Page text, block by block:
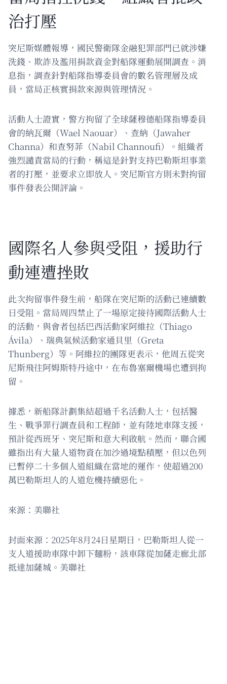
治打壓
突尼斯媒體報導，國民警衛隊金融犯罪部門已就涉嫌
洗錢、欺詐及濫用捐款資金對船隊運動展開調查。消
息指，調查針對船隊指導委員會的數名管理層及成
員，當局正核實捐款來源與管理情況。
活動人士證實，警方拘留了全球薩穆德船隊指導委員
會的納瓦爾（Wael Naouar）、查納（Jawaher
Channa）和查努菲（Nabil Channoufi）。組織者
強烈譴責當局的行動，稱這是針對支持巴勒斯坦事業
者的打壓，並要求立即放人。突尼斯官方則未對拘留
事件發表公開評論。
國際名人參與受阻，援助行
動連遭挫敗
此次拘留事件發生前，船隊在突尼斯的活動已連續數
日受阻。當局周四禁止了一場原定接待國際活動人士
的活動，與會者包括巴西活動家阿維拉（Thiago
Ávila）、瑞典氣候活動家通貝里（Greta
Thunberg）等。阿維拉的團隊更表示，他周五從突
尼斯飛往阿姆斯特丹途中，在布魯塞爾機場也遭到拘
留。
據悉，新船隊計劃集結超過千名活動人士，包括醫
生、戰爭罪行調查員和工程師，並有陸地車隊支援，
預計從西班牙、突尼斯和意大利啟航。然而，聯合國
雖指出有大量人道物資在加沙過境點積壓，但以色列
已暫停二十多個人道組織在當地的運作，使超過200
萬巴勒斯坦人的人道危機持續惡化。
來源：美聯社
封面來源：2025年8月24日星期日，巴勒斯坦人從一
支人道援助車隊中卸下麵粉，該車隊從加薩走廊北部
抵達加薩城。美聯社